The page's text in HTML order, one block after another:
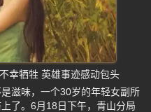
幸牺牲 英雄事迹感动包头
滋味，一个30岁的年轻女副所
了。6月18日下午，青山分局